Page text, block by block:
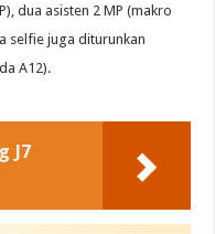
dua asisten 2 MP (makro
selfie juga diturunkan
A12).
J7